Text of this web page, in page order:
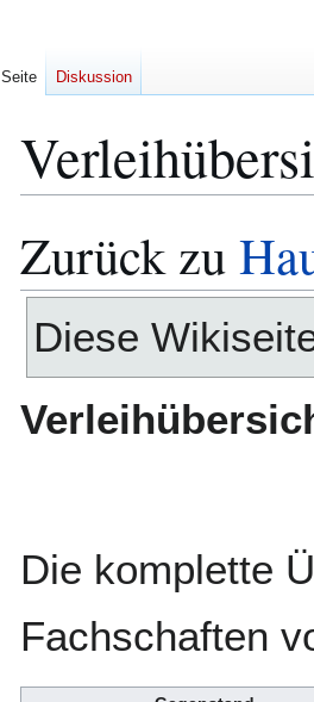
Navigation
Suche
Zurück zu
Diese
Die komplette
Fachschaften
Seite Diskussion